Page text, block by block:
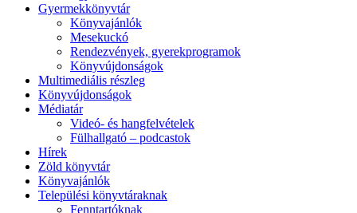
Gyermekkönyvtár
Könyvajánlók
Mesekuckó
Rendezvények, gyerekprogramok
Könyvújdonságok
Multimediális részleg
Könyvújdonságok
Médiatár
Videó- és hangfelvételek
Fülhallgató – podcastok
Hírek
Zöld könyvtár
Könyvajánlók
Települési könyvtáraknak
Fenntartóknak